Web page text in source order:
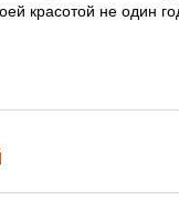
красотой не один